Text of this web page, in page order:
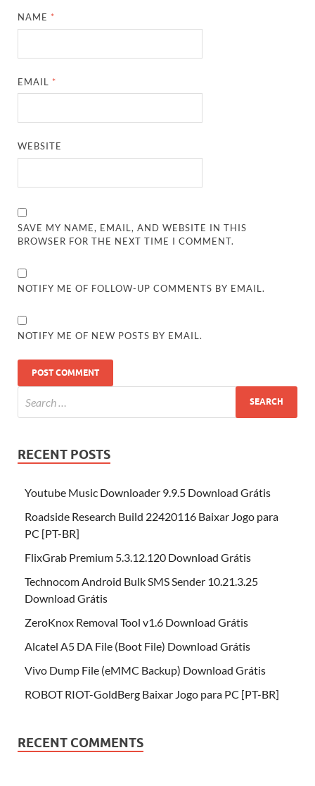
NAME *
EMAIL *
WEBSITE
SAVE MY NAME, EMAIL, AND WEBSITE IN THIS
BROWSER FOR THE NEXT TIME I COMMENT.
NOTIFY ME OF FOLLOW-UP COMMENTS BY EMAIL.
NOTIFY ME OF NEW POSTS BY EMAIL.
RECENT POSTS
Youtube Music Downloader 9.9.5 Download Grátis
Roadside Research Build 22420116 Baixar Jogo para
PC [PT-BR]
FlixGrab Premium 5.3.12.120 Download Grátis
Technocom Android Bulk SMS Sender 10.21.3.25
Download Grátis
ZeroKnox Removal Tool v1.6 Download Grátis
Alcatel A5 DA File (Boot File) Download Grátis
Vivo Dump File (eMMC Backup) Download Grátis
ROBOT RIOT-GoldBerg Baixar Jogo para PC [PT-BR]
RECENT COMMENTS